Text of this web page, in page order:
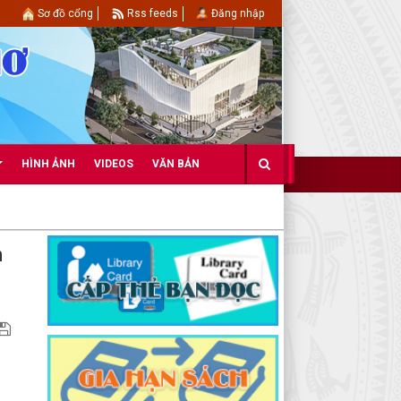
HÌNH ẢNH VIDEOS VĂN BẢN
Sơ đồ cổng Rss feeds Đăng nhập